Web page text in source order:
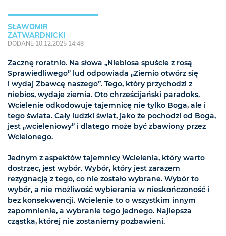
SŁAWOMIR
ZATWARDNICKI
DODANE 10.12.2025 14:48
Zacznę roratnio. Na słowa „Niebiosa spuście z rosą
Sprawiedliwego” lud odpowiada „Ziemio otwórz się
i wydaj Zbawcę naszego”. Tego, który przychodzi z
niebios, wydaje ziemia. Oto chrześcijański paradoks.
Wcielenie odkodowuje tajemnicę nie tylko Boga, ale i
tego świata. Cały ludzki świat, jako że pochodzi od Boga,
jest „wcieleniowy” i dlatego może być zbawiony przez
Wcielonego.
Jednym z aspektów tajemnicy Wcielenia, który warto
dostrzec, jest wybór. Wybór, który jest zarazem
rezygnacją z tego, co nie zostało wybrane. Wybór to
wybór, a nie możliwość wybierania w nieskończoność i
bez konsekwencji. Wcielenie to o wszystkim innym
zapomnienie, a wybranie tego jednego. Najlepsza
cząstka, której nie zostaniemy pozbawieni.